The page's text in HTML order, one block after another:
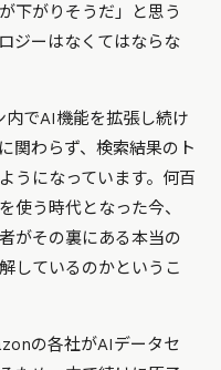
下がりそうだ」と思う
ジーはなくてはならな
でAI機能を拡張し続け
関わらず、検索結果のト
うになっています。何百
使う時代となった今、
がその裏にある本当の
しているのかというこ
の各社がAIデータセ